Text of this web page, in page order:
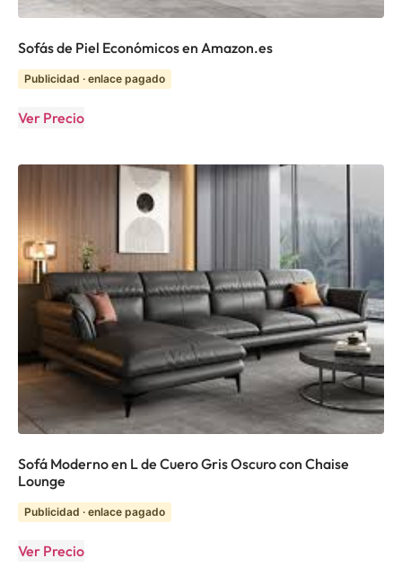
Sofás de Piel Económicos en Amazon.es
Publicidad · enlace pagado
Ver Precio
Sofá Moderno en L de Cuero Gris Oscuro con Chaise
Lounge
Publicidad · enlace pagado
Ver Precio